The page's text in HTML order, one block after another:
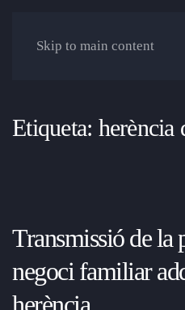
Skip to main content
Etiqueta: herència
Transmissió de la
negoci familiar